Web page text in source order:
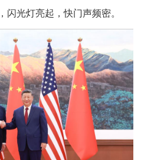
闪光灯亮起，快门声频密。